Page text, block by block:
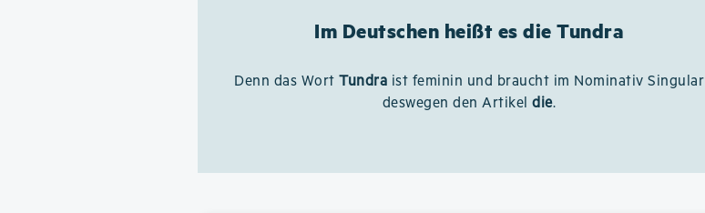
Im Deutschen heißt es die Tundra
Denn das WortTundra ist feminin und braucht im Nominativ Singular
deswegen den Artikeldie.